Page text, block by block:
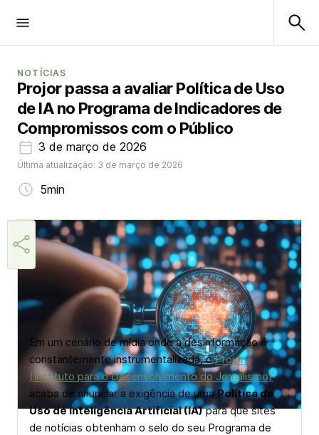
NOTÍCIAS
Projor passa a avaliar Política de Uso
de IA no Programa de Indicadores de
Compromissos com o Público
3 de março de 2026
Última atualização: 3 de março de 2026
5min
Márcia Miranda
Em um cenário de mídia onde a desinformação é
constantemente instrumentalizada, oProjor
(Instituto para o Desenvolvimento do Jornalismo)
acaba de anunciar a exigência de umaPolítica de
Uso de Inteligência Artificial (IA)para que sites
de notícias obtenham o selo do seu Programa de